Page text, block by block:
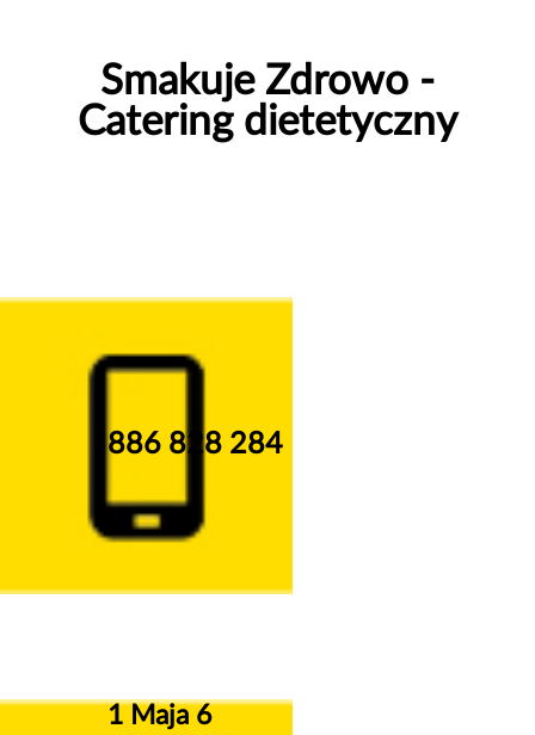
Smakuje Zdrowo -
Catering dietetyczny
886 828 284
1 Maja 6